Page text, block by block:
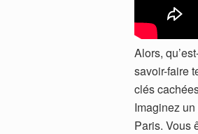
Alors,
savoir-faire
clés
Imaginez
Paris. Vous